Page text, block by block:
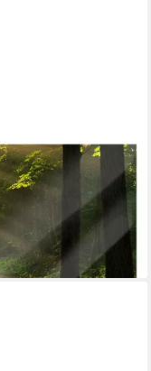
Frühling (1 St),
Abstandshalter